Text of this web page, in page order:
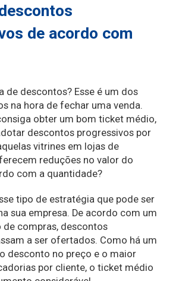
de acordo com
de descontos? Esse é um dos
na hora de fechar uma venda.
obter um bom ticket médio,
descontos progressivos por
vitrines em lojas de
reduções no valor do
com a quantidade?
tipo de estratégia que pode ser
sua empresa. De acordo com um
compras, descontos
a ser ofertados. Como há um
desconto no preço e o maior
por cliente, o ticket médio